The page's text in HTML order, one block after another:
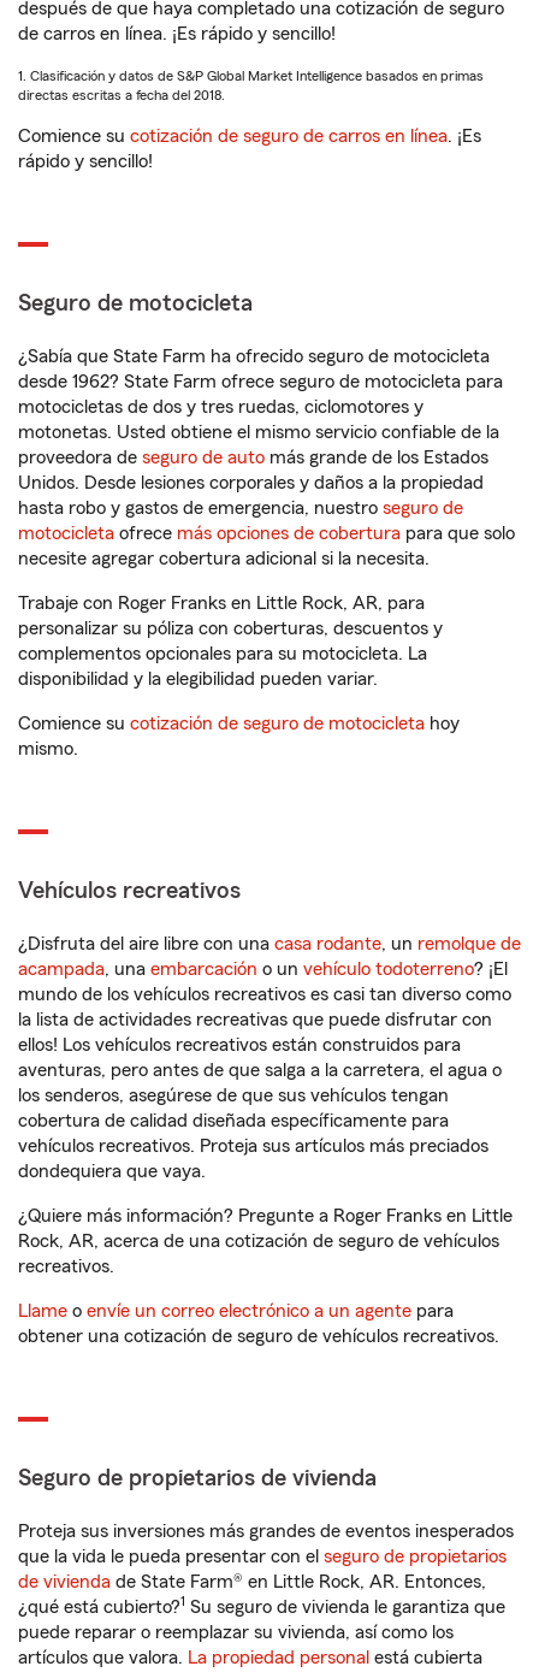
después de que haya completado una cotización de seguro
de carros en línea. ¡Es rápido y sencillo!
1. Clasificación y datos de S&P Global Market Intelligence basados en primas
directas escritas a fecha del 2018.
Comience su cotización de seguro de carros en línea. ¡Es
rápido y sencillo!
Seguro de motocicleta
¿Sabía que State Farm ha ofrecido seguro de motocicleta
desde 1962? State Farm ofrece seguro de motocicleta para
motocicletas de dos y tres ruedas, ciclomotores y
motonetas. Usted obtiene el mismo servicio confiable de la
proveedora de seguro de auto más grande de los Estados
Unidos. Desde lesiones corporales y daños a la propiedad
hasta robo y gastos de emergencia, nuestro seguro de
motocicleta ofrece más opciones de cobertura para que solo
necesite agregar cobertura adicional si la necesita.
Trabaje con Roger Franks en Little Rock, AR, para
personalizar su póliza con coberturas, descuentos y
complementos opcionales para su motocicleta. La
disponibilidad y la elegibilidad pueden variar.
Comience su cotización de seguro de motocicleta hoy
mismo.
Vehículos recreativos
¿Disfruta del aire libre con una casa rodante, un remolque de
acampada, una embarcación o un vehículo todoterreno? ¡El
mundo de los vehículos recreativos es casi tan diverso como
la lista de actividades recreativas que puede disfrutar con
ellos! Los vehículos recreativos están construidos para
aventuras, pero antes de que salga a la carretera, el agua o
los senderos, asegúrese de que sus vehículos tengan
cobertura de calidad diseñada específicamente para
vehículos recreativos. Proteja sus artículos más preciados
dondequiera que vaya.
¿Quiere más información? Pregunte a Roger Franks en Little
Rock, AR, acerca de una cotización de seguro de vehículos
recreativos.
Llame o envíe un correo electrónico a un agente para
obtener una cotización de seguro de vehículos recreativos.
Seguro de propietarios de vivienda
Proteja sus inversiones más grandes de eventos inesperados
que la vida le pueda presentar con el seguro de propietarios
de vivienda de State Farm® en Little Rock, AR. Entonces,
¿qué está cubierto?1 Su seguro de vivienda le garantiza que
puede reparar o reemplazar su vivienda, así como los
artículos que valora. La propiedad personal está cubierta